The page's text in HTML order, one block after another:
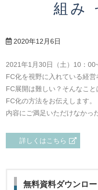
組み
2020年12月6日
2021年1月30日（土）10：
FC化を視野に入れている経営
FC展開は難しい？そんなこ
FC化の方法をお伝えします。
内容にご満足いただけなかっ
詳しくはこちら
無料資料ダウンロ